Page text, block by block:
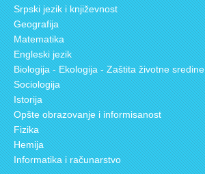
Srpski jezik i književnost
Geografija
Matematika
Engleski jezik
Biologija - Ekologija - Zaštita životne sredine
Sociologija
Istorija
Opšte obrazovanje i informisanost
Fizika
Hemija
Informatika i računarstvo